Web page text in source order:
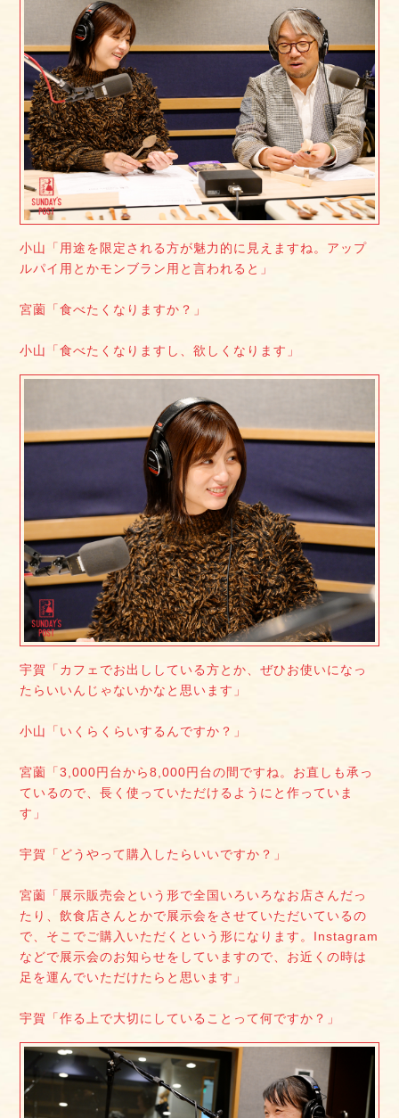
小山「用途を限定される方が魅力的に見えますね。アップ
ルパイ用とかモンブラン用と言われると」
宮薗「食べたくなりますか？」
小山「食べたくなりますし、欲しくなります」
宇賀「カフェでお出ししている方とか、ぜひお使いになっ
たらいいんじゃないかなと思います」
小山「いくらくらいするんですか？」
宮薗「3,000円台から8,000円台の間ですね。お直しも承っ
ているので、長く使っていただけるようにと作っていま
す」
宇賀「どうやって購入したらいいですか？」
宮薗「展示販売会という形で全国いろいろなお店さんだっ
たり、飲食店さんとかで展示会をさせていただいているの
で、そこでご購入いただくという形になります。Instagram
などで展示会のお知らせをしていますので、お近くの時は
足を運んでいただけたらと思います」
宇賀「作る上で大切にしていることって何ですか？」